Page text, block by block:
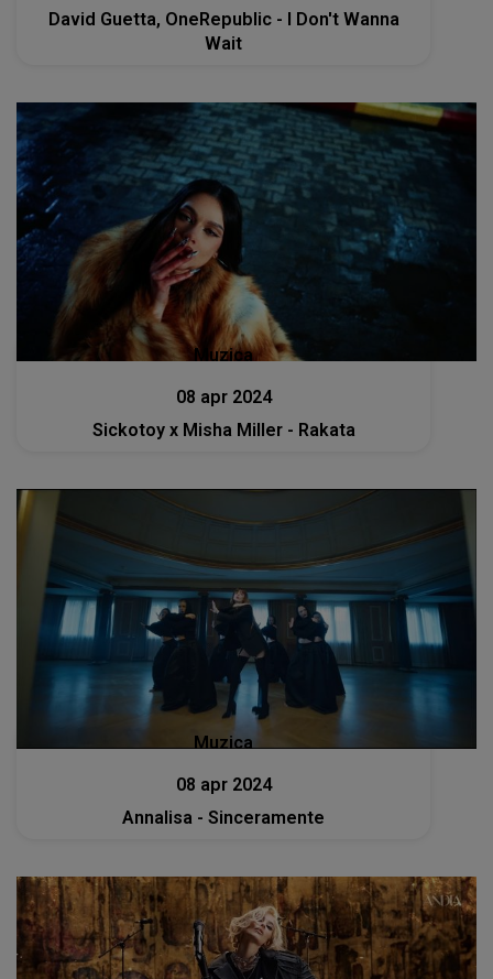
David Guetta, OneRepublic - I Don't Wanna
Wait
Muzica
08 apr 2024
Sickotoy x Misha Miller - Rakata
Muzica
08 apr 2024
Annalisa - Sinceramente